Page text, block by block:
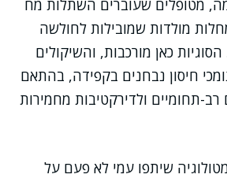
מטופלים שעוברים השתלות מח
מולדות שמובילות לחולשה
כאן מורכבות, והשיקולים
חיסון נבחנים בקפידה, בהתאם
תחומיים ולדירקטיבות מחמירות
שיתפו עמי לא פעם על